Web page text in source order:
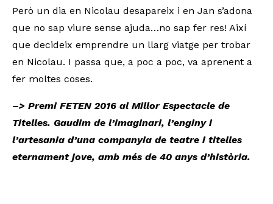
Però un dia en Nicolau desapareix i en Jan s’adona
que no sap viure sense ajuda…no sap fer res! Així
que decideix emprendre un llarg viatge per trobar
en Nicolau. I passa que, a poc a poc, va aprenent a
fer moltes coses.
–> Premi FETEN 2016 al Millor Espectacle de
Titelles. Gaudim de l’imaginari, l’enginy i
l’artesania d’una companyia de teatre i titelles
eternament jove, amb més de 40 anys d’història.